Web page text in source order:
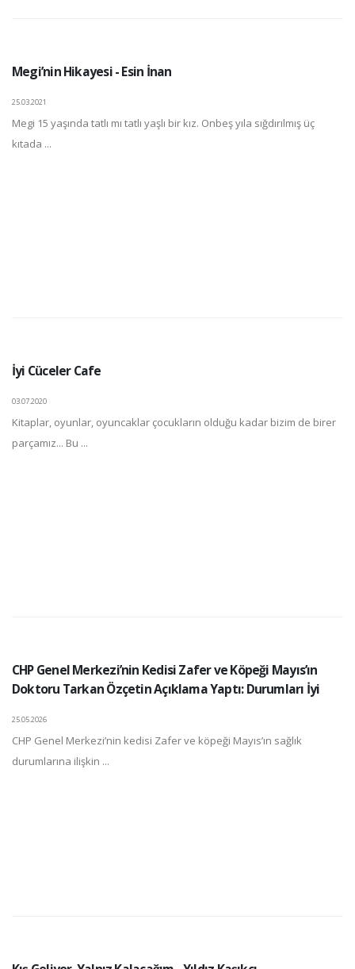
Megi’nin Hikayesi - Esin İnan
25.03.2021
Megi 15 yaşında tatlı mı tatlı yaşlı bir kız. Onbeş yıla sığdırılmış üç
kıtada ...
İyi Cüceler Cafe
03.07.2020
Kitaplar, oyunlar, oyuncaklar çocukların olduğu kadar bizim de birer
parçamız... Bu ...
CHP Genel Merkezi’nin Kedisi Zafer ve Köpeği Mayıs’ın
Doktoru Tarkan Özçetin Açıklama Yaptı: Durumları İyi
25.05.2026
CHP Genel Merkezi’nin kedisi Zafer ve köpeği Mayıs’ın sağlık
durumlarına ilişkin ...